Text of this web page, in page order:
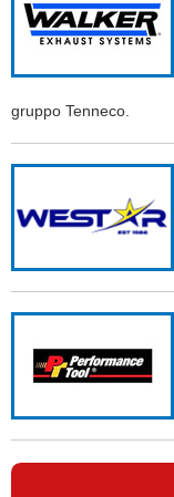
gruppo Tenneco.